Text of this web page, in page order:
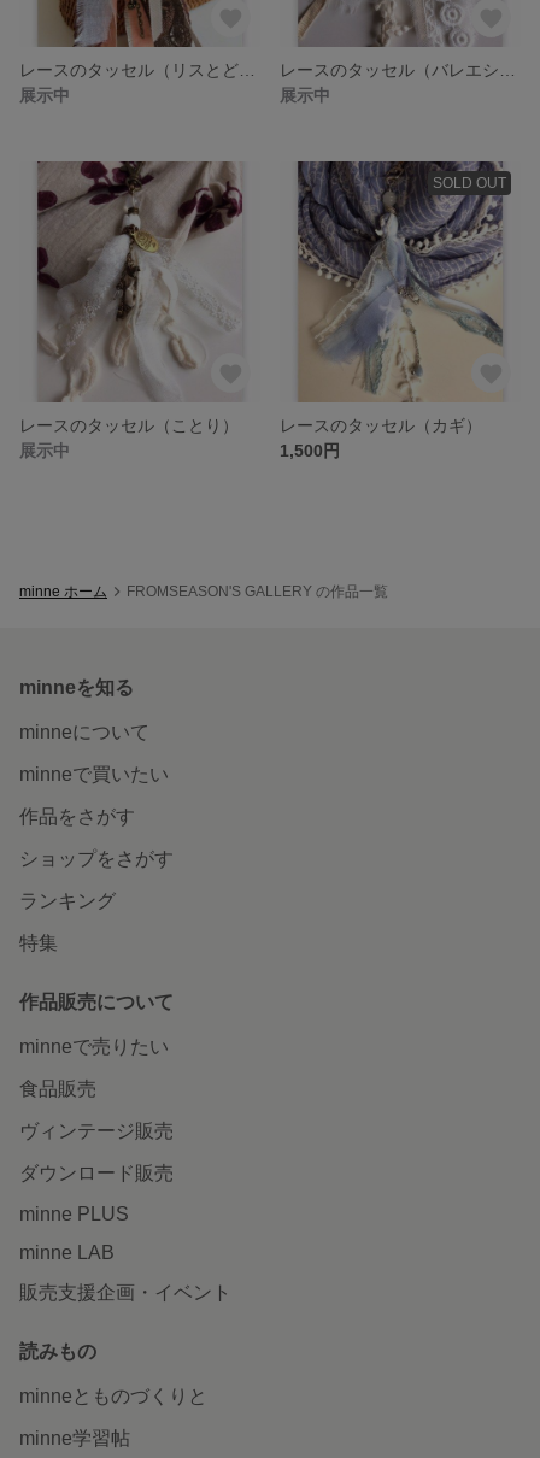
展示中
展示中
レースのタッセル（ことり）
展示中
SOLD OUT
レースのタッセル（カギ）
1,500円
minne ホーム FROMSEASON'S GALLERY の作品一覧
minneを知る
minneについて
minneで買いたい
作品をさがす
ショップをさがす
ランキング
特集
作品販売について
minneで売りたい
食品販売
ヴィンテージ販売
ダウンロード販売
minne PLUS
minne LAB
販売支援企画・イベント
読みもの
minneとものづくりと
minne学習帖